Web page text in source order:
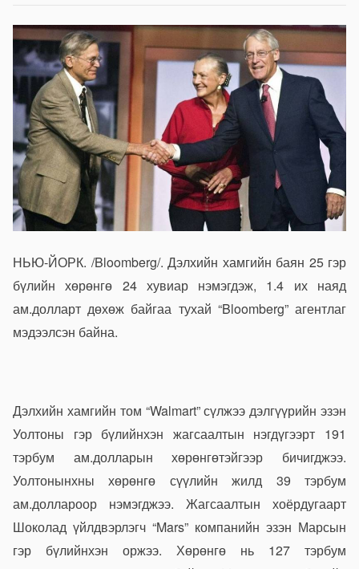
НЬЮ-ЙОРК. /Bloomberg/. Дэлхийн хамгийн баян 25 гэр
бүлийн хөрөнгө 24 хувиар нэмэгдэж, 1.4 их наяд
ам.долларт дөхөж байгаа тухай “Bloomberg” агентлаг
мэдээлсэн байна.
Дэлхийн хамгийн том “Walmart” сүлжээ дэлгүүрийн эзэн
Уолтоны гэр бүлийнхэн жагсаалтын нэгдүгээрт 191
тэрбум ам.долларын хөрөнгөтэйгээр бичигджээ.
Уолтонынхны хөрөнгө сүүлийн жилд 39 тэрбум
ам.доллароор нэмэгджээ. Жагсаалтын хоёрдугаарт
Шоколад үйлдвэрлэгч “Mars” компанийн эзэн Марсын
гэр бүлийнхэн оржээ. Хөрөнгө нь 127 тэрбум